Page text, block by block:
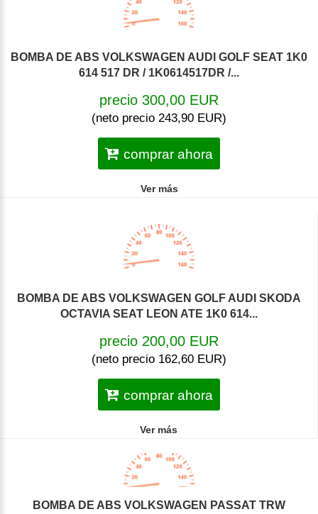
BOMBA DE ABS VOLKSWAGEN AUDI GOLF SEAT 1K0
614 517 DR / 1K0614517DR /...
precio 300,00 EUR
(neto precio 243,90 EUR)
comprar ahora
Ver más
BOMBA DE ABS VOLKSWAGEN GOLF AUDI SKODA
OCTAVIA SEAT LEON ATE 1K0 614...
precio 200,00 EUR
(neto precio 162,60 EUR)
comprar ahora
Ver más
BOMBA DE ABS VOLKSWAGEN PASSAT TRW